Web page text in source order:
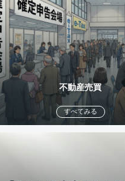
不動産売買
すべてみる